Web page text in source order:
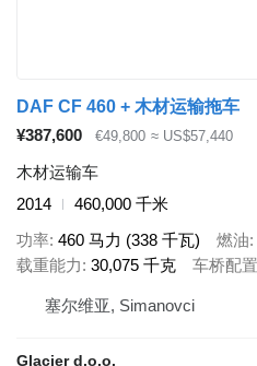
DAF CF 460 + 木材运输拖车
¥387,600
€49,800 ≈ US$57,440
木材运输车
2014
460,000 千米
功率 460 马力 (338 千瓦) 燃油
载重能力 30,075 千克 车桥配置
塞尔维亚, Simanovci
Glacier d.o.o.